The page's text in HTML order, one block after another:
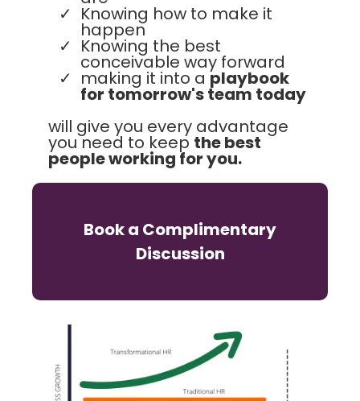
Knowing how to make it
happen
Knowing the best
conceivable way forward
making it into a playbook
for tomorrow's team today
will give you every advantage
you need to keep the best
people working for you.
Book a Complimentary
Discussion